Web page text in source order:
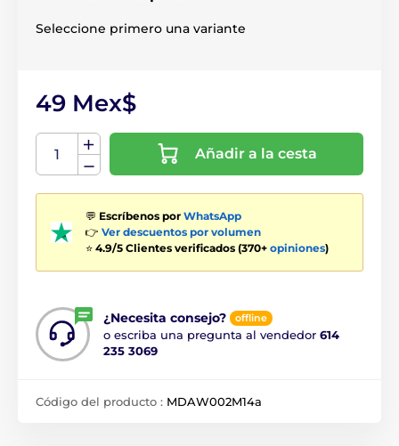
Seleccione primero una variante
49 Mex$
Añadir a la cesta
💬 Escríbenos por WhatsApp
👉 Ver descuentos por volumen
⭐ 4.9/5 Clientes verificados (370+ opiniones)
¿Necesita consejo? offline
o escriba una pregunta al vendedor 614
235 3069
Código del producto : MDAW002M14a